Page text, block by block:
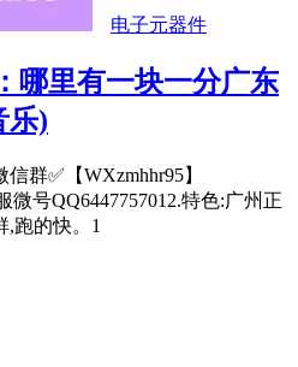
电子元器件
哪里有一块一分广东
乐)
群✅【WXzmhhr95】
微号QQ6447757012.特色:广州正
,跑的快。1